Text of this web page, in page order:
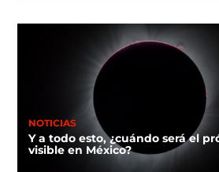
NOTICIAS
Y a todo esto, ¿cuándo será el
visible en México?